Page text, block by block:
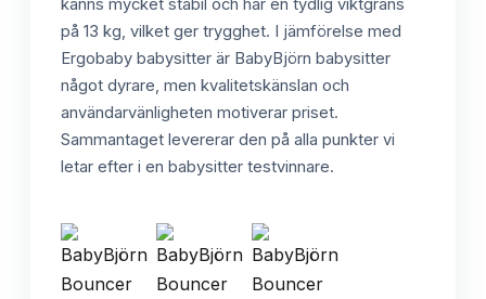
känns mycket stabil och har en tydlig viktgräns
på 13 kg, vilket ger trygghet. I jämförelse med
Ergobaby babysitter är BabyBjörn babysitter
något dyrare, men kvalitetskänslan och
användarvänligheten motiverar priset.
Sammantaget levererar den på alla punkter vi
letar efter i en babysitter testvinnare.